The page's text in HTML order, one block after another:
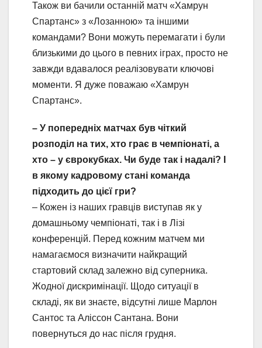
Також ви бачили останній матч «Хамрун
Спартанс» з «Лозанною» та іншими
командами? Вони можуть перемагати і були
близькими до цього в певних іграх, просто не
завжди вдавалося реалізовувати ключові
моменти. Я дуже поважаю «Хамрун
Спартанс».
– У попередніх матчах був чіткий
розподіл на тих, хто грає в чемпіонаті, а
хто – у єврокубках. Чи буде так і надалі? І
в якому кадровому стані команда
підходить до цієї гри?
– Кожен із наших гравців виступав як у
домашньому чемпіонаті, так і в Лізі
конференцій. Перед кожним матчем ми
намагаємося визначити найкращий
стартовий склад залежно від суперника.
Жодної дискримінації. Щодо ситуації в
складі, як ви знаєте, відсутні лише Марлон
Сантос та Аліссон Сантана. Вони
повернуться до нас після грудня.